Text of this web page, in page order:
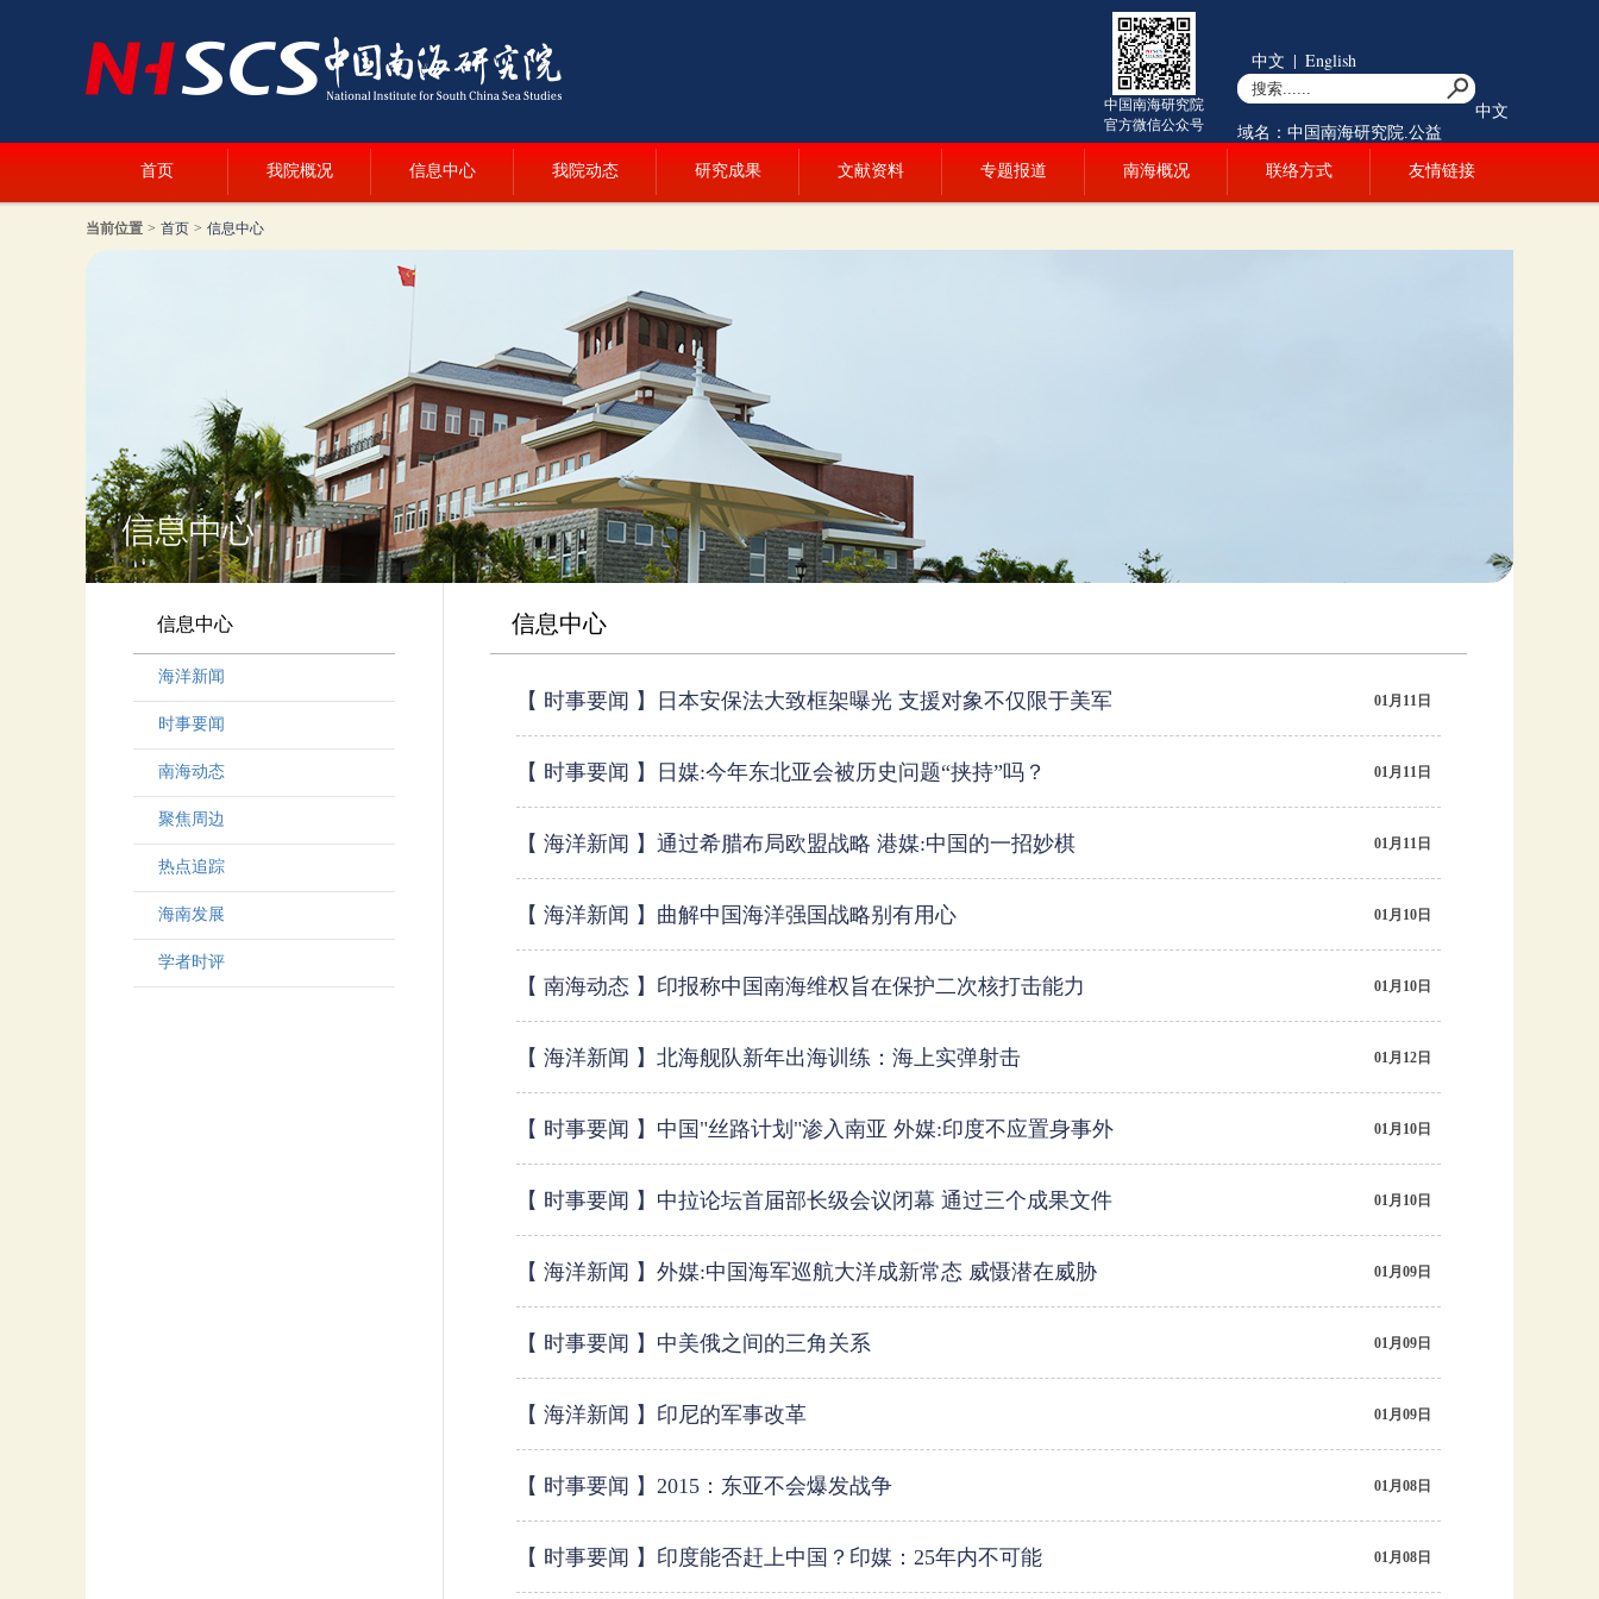
中国南海研究院
官方微信公众号
中文 | English
中文
域名：中国南海研究院.公益
首页 我院概况 信息中心 我院动态 研究成果 文献资料 专题报道 南海概况 联络方式 友情链接
当前位置 > 首页 > 信息中心
信息中心
海洋新闻
时事要闻
南海动态
聚焦周边
热点追踪
海南发展
学者时评
信息中心
【 时事要闻 】日本安保法大致框架曝光 支援对象不仅限于美军 01月11日
【 时事要闻 】日媒:今年东北亚会被历史问题“挟持”吗？ 01月11日
【 海洋新闻 】通过希腊布局欧盟战略 港媒:中国的一招妙棋 01月11日
【 海洋新闻 】曲解中国海洋强国战略别有用心 01月10日
【 南海动态 】印报称中国南海维权旨在保护二次核打击能力 01月10日
【 海洋新闻 】北海舰队新年出海训练：海上实弹射击 01月12日
【 时事要闻 】中国"丝路计划"渗入南亚 外媒:印度不应置身事外 01月10日
【 时事要闻 】中拉论坛首届部长级会议闭幕 通过三个成果文件 01月10日
【 海洋新闻 】外媒:中国海军巡航大洋成新常态 威慑潜在威胁 01月09日
【 时事要闻 】中美俄之间的三角关系 01月09日
【 海洋新闻 】印尼的军事改革 01月09日
【 时事要闻 】2015：东亚不会爆发战争 01月08日
【 时事要闻 】印度能否赶上中国？印媒：25年内不可能 01月08日